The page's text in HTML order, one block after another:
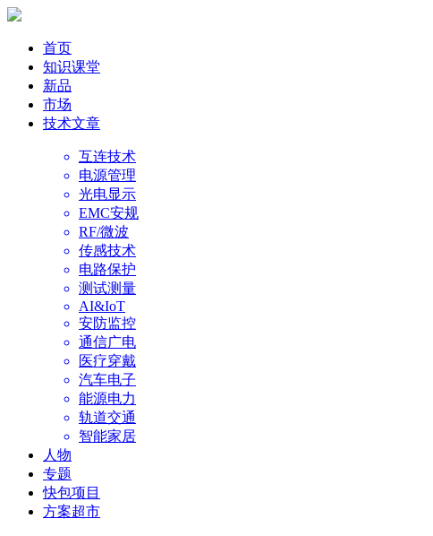
首页
知识课堂
新品
市场
技术文章
互连技术
电源管理
光电显示
EMC安规
RF/微波
传感技术
电路保护
测试测量
AI&IoT
安防监控
通信广电
医疗穿戴
汽车电子
能源电力
轨道交通
智能家居
人物
专题
快包项目
方案超市